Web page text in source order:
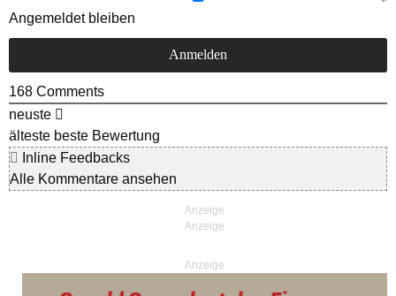
Angemeldet bleiben
168 Comments
neuste
älteste beste Bewertung
Inline Feedbacks
Alle Kommentare ansehen
Anzeige